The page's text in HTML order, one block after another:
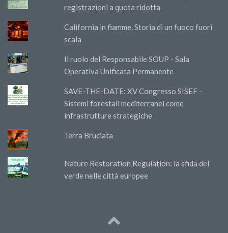
registrazioni a quota ridotta
California in fiamme. Storia di un fuoco fuori
scala
Il ruolo del Responsabile SOUP - Sala
Operativa Unificata Permanente
SAVE-THE-DATE: XV Congresso SISEF -
Sistemi forestali mediterranei come
infrastrutture strategiche
Terra Bruciata
Nature Restoration Regulation: la sfida del
verde nelle città europee